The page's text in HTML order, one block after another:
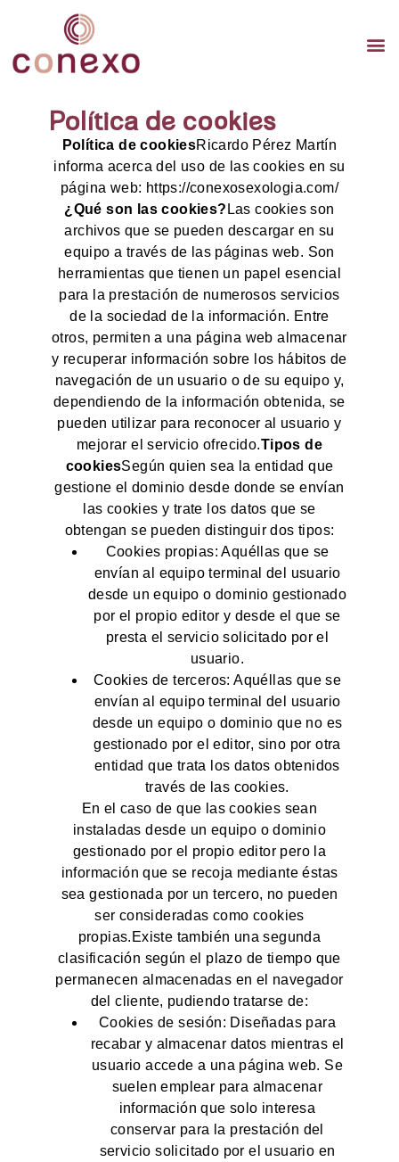
Política de cookies
Política de cookiesRicardo Pérez Martín
informa acerca del uso de las cookies en su
página web: https://conexosexologia.com/
¿Qué son las cookies? Las cookies son
archivos que se pueden descargar en su
equipo a través de las páginas web. Son
herramientas que tienen un papel esencial
para la prestación de numerosos servicios
de la sociedad de la información. Entre
otros, permiten a una página web almacenar
y recuperar información sobre los hábitos de
navegación de un usuario o de su equipo y,
dependiendo de la información obtenida, se
pueden utilizar para reconocer al usuario y
mejorar el servicio ofrecido.Tipos de
cookiesSegún quien sea la entidad que
gestione el dominio desde donde se envían
las cookies y trate los datos que se
obtengan se pueden distinguir dos tipos:
Cookies propias: Aquéllas que se
envían al equipo terminal del usuario
desde un equipo o dominio gestionado
por el propio editor y desde el que se
presta el servicio solicitado por el
usuario.
Cookies de terceros: Aquéllas que se
envían al equipo terminal del usuario
desde un equipo o dominio que no es
gestionado por el editor, sino por otra
entidad que trata los datos obtenidos
través de las cookies.
En el caso de que las cookies sean
instaladas desde un equipo o dominio
gestionado por el propio editor pero la
información que se recoja mediante éstas
sea gestionada por un tercero, no pueden
ser consideradas como cookies
propias.Existe también una segunda
clasificación según el plazo de tiempo que
permanecen almacenadas en el navegador
del cliente, pudiendo tratarse de:
Cookies de sesión: Diseñadas para
recabar y almacenar datos mientras el
usuario accede a una página web. Se
suelen emplear para almacenar
información que solo interesa
conservar para la prestación del
servicio solicitado por el usuario en